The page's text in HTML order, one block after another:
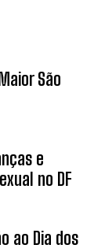
São
e
no DF
ao Dia dos